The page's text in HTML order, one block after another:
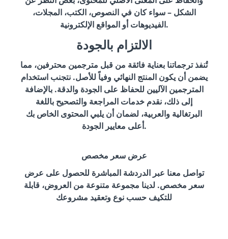
الشكل – سواء كان في النصوص، الكتب، المجلات،
الفيديوهات أو المواقع الإلكترونية.
الالتزام بالجودة
تُنفذ ترجماتنا بعناية فائقة من قبل مترجمين محترفين، مما
يضمن أن يكون المنتج النهائي وفياً للأصل. نتجنب استخدام
المترجمين الآليين للحفاظ على الجودة والدقة. بالإضافة
إلى ذلك، نقدم خدمات المراجعة والتصحيح باللغة
البرتغالية والعربية، لضمان أن يلبي المحتوى الخاص بك
أعلى معايير الجودة.
عرض سعر مخصص
تواصل معنا عبر الدردشة المباشرة للحصول على عرض
سعر مخصص. لدينا مجموعة متنوعة من العروض، قابلة
للتكيف حسب نوع وتعقيد مشروعك